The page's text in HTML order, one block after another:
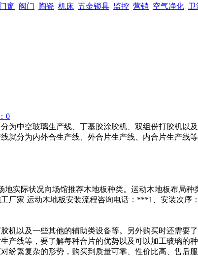
门窗 阀门 陶瓷 机床 五金锁具 监控 营销 空气净化 卫
0
为中空玻璃生产线、丁基胶涂胶机、双组份打胶机以
分为内外合生产线、外合片生产线、内合片生产线
际状况向场馆推荐木地板种类。运动木地板布局种
施工厂家 运动木地板安装流程咨询电话：***1、安
机以及一些其他的辅助类设备等。另外购买时还需要
线等，要了解每种合片的优势以及可以加工玻璃的
纷繁复杂的形势，购买到质量可靠、性价比高、售后